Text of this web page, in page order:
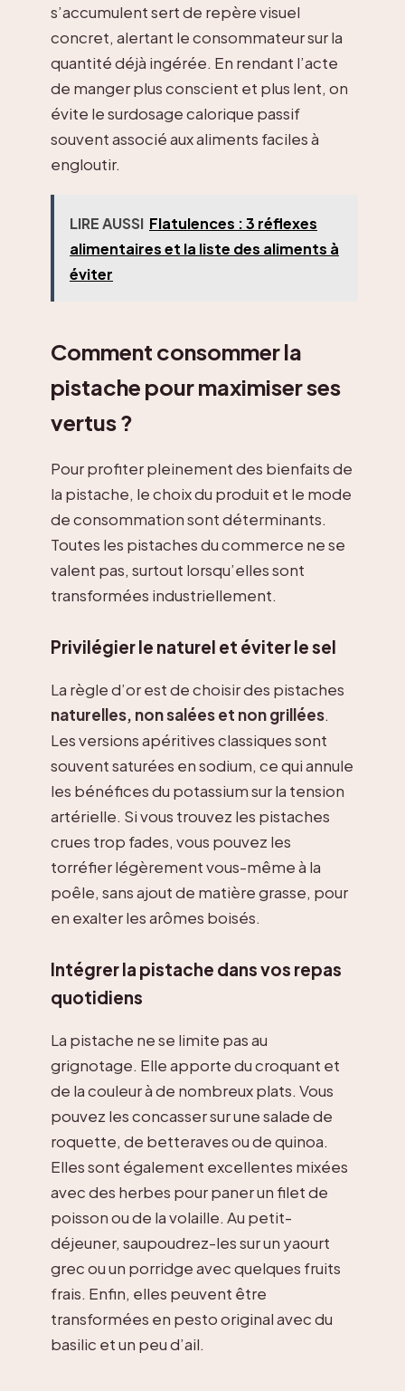
s’accumulent sert de repère visuel
concret, alertant le consommateur sur la
quantité déjà ingérée. En rendant l’acte
de manger plus conscient et plus lent, on
évite le surdosage calorique passif
souvent associé aux aliments faciles à
engloutir.
LIRE AUSSI Flatulences : 3 réflexes
alimentaires et la liste des aliments à
éviter
Comment consommer la
pistache pour maximiser ses
vertus ?
Pour profiter pleinement des bienfaits de
la pistache, le choix du produit et le mode
de consommation sont déterminants.
Toutes les pistaches du commerce ne se
valent pas, surtout lorsqu’elles sont
transformées industriellement.
Privilégier le naturel et éviter le sel
La règle d’or est de choisir des pistaches
naturelles, non salées et non grillées.
Les versions apéritives classiques sont
souvent saturées en sodium, ce qui annule
les bénéfices du potassium sur la tension
artérielle. Si vous trouvez les pistaches
crues trop fades, vous pouvez les
torréfier légèrement vous-même à la
poêle, sans ajout de matière grasse, pour
en exalter les arômes boisés.
Intégrer la pistache dans vos repas
quotidiens
La pistache ne se limite pas au
grignotage. Elle apporte du croquant et
de la couleur à de nombreux plats. Vous
pouvez les concasser sur une salade de
roquette, de betteraves ou de quinoa.
Elles sont également excellentes mixées
avec des herbes pour paner un filet de
poisson ou de la volaille. Au petit-
déjeuner, saupoudrez-les sur un yaourt
grec ou un porridge avec quelques fruits
frais. Enfin, elles peuvent être
transformées en pesto original avec du
basilic et un peu d’ail.